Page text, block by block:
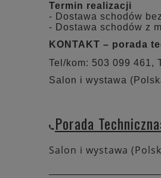
Termin realizacji
- Dostawa schodów
- Dostawa schodów z
KONTAKT – porada
Tel/kom: 503 099 461,
Salon i wystawa
Porada
Salon i wystawa